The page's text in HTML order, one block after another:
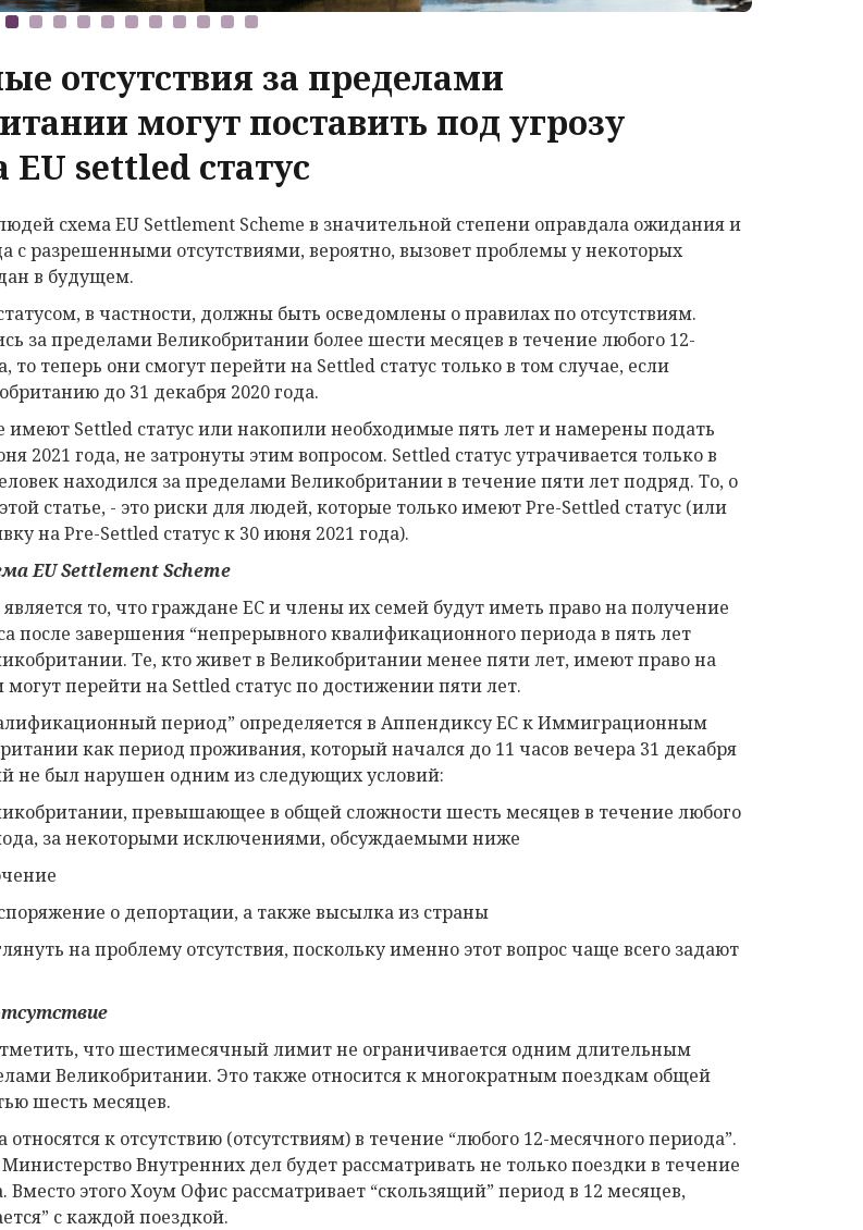
отсутствия за пределами
могут поставить под угрозу
EU settled статус
схема EU Settlement Scheme в значительной степени оправдала ожидания и
с разрешенными отсутствиями, вероятно, вызовет проблемы у некоторых
в будущем.
в частности, должны быть осведомлены о правилах по отсутствиям.
за пределами Великобритании более шести месяцев в течение любого 12-
то теперь они смогут перейти на Settled статус только в том случае, если
до 31 декабря 2020 года.
Settled статус или накопили необходимые пять лет и намерены подать
2021 года, не затронуты этим вопросом. Settled статус утрачивается только в
находился за пределами Великобритании в течение пяти лет подряд. То, о
статье, - это риски для людей, которые только имеют Pre-Settled статус (или
на Pre-Settled статус к 30 июня 2021 года).
EU Settlement Scheme
то, что граждане ЕС и члены их семей будут иметь право на получение
после завершения “непрерывного квалификационного периода в пять лет
Те, кто живет в Великобритании менее пяти лет, имеют право на
могут перейти на Settled статус по достижении пяти лет.
период” определяется в Аппендиксу ЕС к Иммиграционным
как период проживания, который начался до 11 часов вечера 31 декабря
не был нарушен одним из следующих условий:
превышающее в общей сложности шесть месяцев в течение любого
за некоторыми исключениями, обсуждаемыми ниже
о депортации, а также высылка из страны
на проблему отсутствия, поскольку именно этот вопрос чаще всего задают
что шестимесячный лимит не ограничивается одним длительным
Великобритании. Это также относится к многократным поездкам общей
шесть месяцев.
к отсутствию (отсутствиям) в течение “любого 12-месячного периода”.
Внутренних дел будет рассматривать не только поездки в течение
Вместо этого Хоум Офис рассматривает “скользящий” период в 12 месяцев,
с каждой поездкой.